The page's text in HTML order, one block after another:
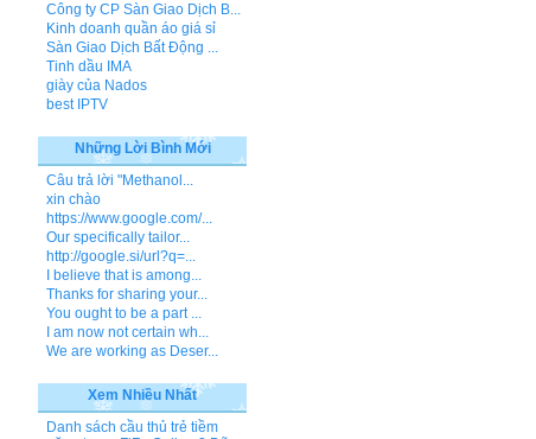
Công ty CP Sàn Giao Dịch B...
Kinh doanh quần áo giá sỉ
Sàn Giao Dịch Bất Động ...
Tinh dầu IMA
giày của Nados
best IPTV
Những Lời Bình Mới
Câu trả lời "Methanol...
xin chào
https://www.google.com/...
Our specifically tailor...
http://google.si/url?q=...
I believe that is among...
Thanks for sharing your...
You ought to be a part ...
I am now not certain wh...
We are working as Deser...
Xem Nhiều Nhất
Danh sách cầu thủ trẻ tiềm